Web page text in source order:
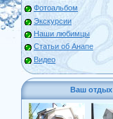
Фотоальбом
Экскурсии
Наши любимцы
Статьи об Анапе
Видео
Ваш отдых